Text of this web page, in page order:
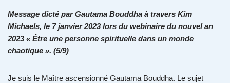
Message dicté par Gautama Bouddha à travers Kim
Michaels, le 7 janvier 2023 lors du webinaire du nouvel an
2023 « Être une personne spirituelle dans un monde
chaotique ». (5/9)
Je suis le Maître ascensionné Gautama Bouddha. Le sujet